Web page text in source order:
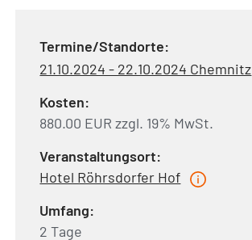
Termine/Standorte:
21.10.2024 - 22.10.2024 Chemnitz
Kosten:
880.00 EUR zzgl. 19% MwSt.
Veranstaltungsort:
Hotel Röhrsdorfer Hof
Umfang:
2 Tage